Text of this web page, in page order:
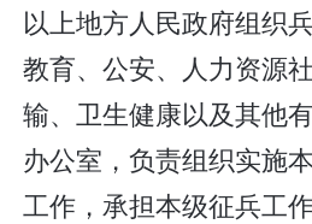
以上地方人民政府组织
教育、公安、人力资源
输、卫生健康以及其他
办公室，负责组织实施
工作，承担本级征兵工